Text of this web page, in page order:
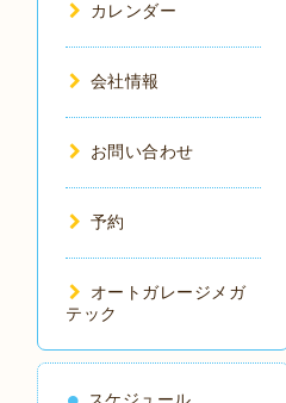
カレンダー
会社情報
お問い合わせ
予約
オートガレージメガ
テック